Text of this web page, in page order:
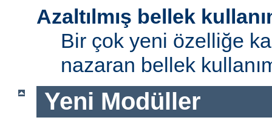
Azaltılmış bellek
Bir çok yeni özelliğe
nazaran bellek
Yeni Modüller